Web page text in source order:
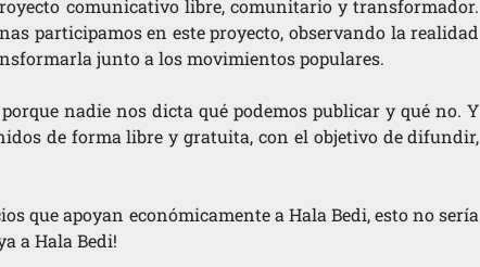
comunicativo libre, comunitario y transformador.
participamos en este proyecto, observando la realidad
junto a los movimientos populares.
nadie nos dicta qué podemos publicar y qué no. Y
de forma libre y gratuita, con el objetivo de difundir,
que apoyan económicamente a Hala Bedi, esto no sería
a Hala Bedi!